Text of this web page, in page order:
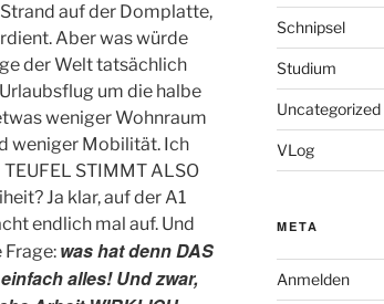
auf der Domplatte,
Aber was würde
der Welt tatsächlich
um die halbe
weniger Wohnraum
weniger Mobilität. Ich
STIMMT ALSO
Ja klar, auf der A1
endlich mal auf. Und
was hat denn DAS
alles! Und zwar,
Schnipsel
Studium
Uncategorized
VLog
META
Anmelden